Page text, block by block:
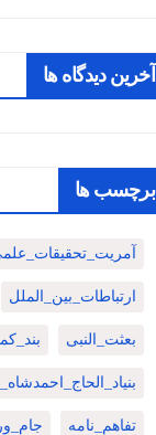
آخرین دیدگاه ها
برچسب ها
ارتباطات_بین_الملل
بعثت_النبی
تفاهم_نامه